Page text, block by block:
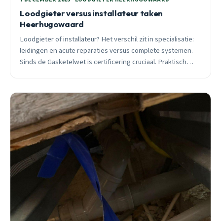
Loodgieter versus installateur taken
Heerhugowaard
Loodgieter of installateur? Het verschil zit in specialisatie:
leidingen en acute reparaties versus complete systemen.
Sinds de Gasketelwet is certificering cruciaal. Praktisch